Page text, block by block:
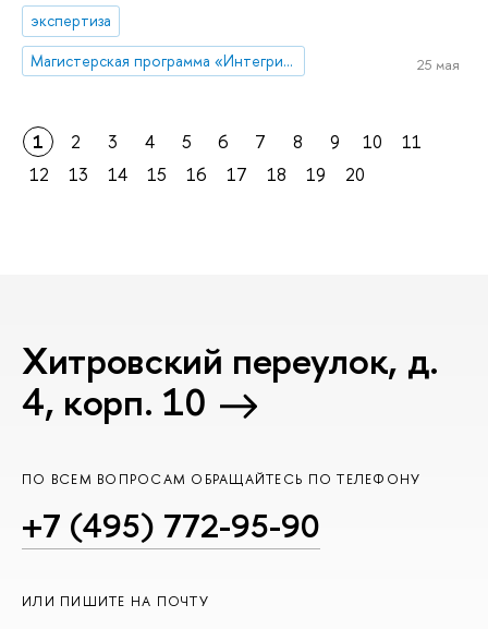
экспертиза
Магистерская программа «Интегрированные коммуникации»
25 мая
1 2 3 4 5 6 7 8 9 10
11
12
13 14 15 16 17 18 19 20
Хитровский переулок, д.
4, корп. 10
ПО ВСЕМ ВОПРОСАМ ОБРАЩАЙТЕСЬ ПО ТЕЛЕФОНУ
+7 (495) 772-95-90
ИЛИ ПИШИТЕ НА ПОЧТУ